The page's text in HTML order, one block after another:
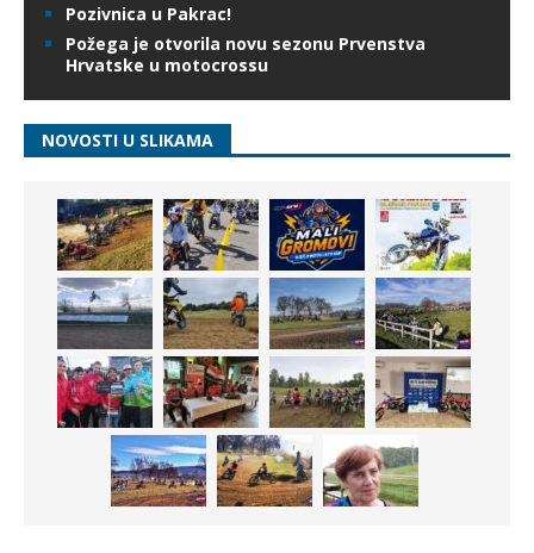
Pozivnica u Pakrac!
Požega je otvorila novu sezonu Prvenstva
Hrvatske u motocrossu
NOVOSTI U SLIKAMA